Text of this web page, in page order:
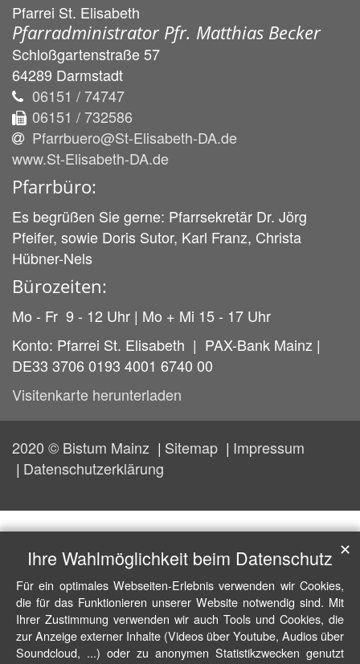
Pfarrei St. Elisabeth
Pfarradministrator Pfr. Matthias Becker
Schloßgartenstraße 57
64289 Darmstadt
06151 / 74747
06151 / 732586
Pfarrbuero@St-Elisabeth-DA.de
www.St-Elisabeth-DA.de
Pfarrbüro:
Es begrüßen Sie gerne: Pfarrsekretär Dr. Jörg
Pfeifer, sowie Doris Sutor, Karl Franz, Christa
Hübner-Nels
Bürozeiten:
Mo - Fr 9 - 12 Uhr | Mo + Mi 15 - 17 Uhr
Konto: Pfarrei St. Elisabeth | PAX-Bank Mainz |
DE33 3706 0193 4001 6740 00
Visitenkarte herunterladen
2020 © Bistum Mainz Sitemap
Impressum
Datenschutzerklärung
Ihre Wahlmöglichkeit beim Datenschutz
Für ein optimales Webseiten-Erlebnis verwenden wir Cookies,
die für das Funktionieren unserer Website notwendig sind. Mit
Ihrer Zustimmung verwenden wir auch Tools und Cookies, die
zur Anzeige externer Inhalte (Videos über Youtube, Audios über
Soundcloud, ...) oder zu anonymen Statistikzwecken genutzt
✕